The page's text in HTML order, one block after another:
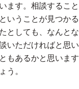
ます。相談すること
いうことが見つかる
としても、なんとな
いただければと思い
もあるかと思います
う。